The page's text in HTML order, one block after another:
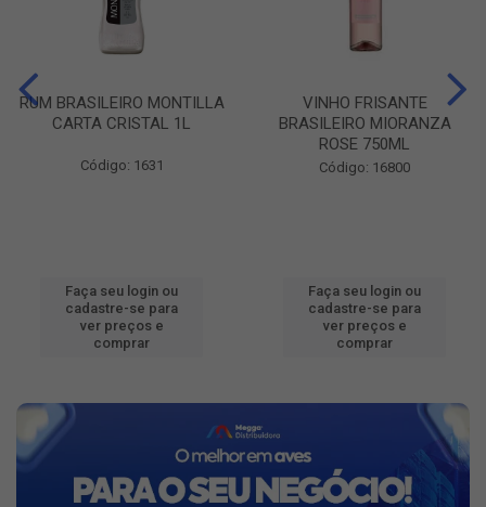
RUM BRASILEIRO MONTILLA
CARTA CRISTAL 1L
Código: 1631
Faça seu login ou
cadastre-se para
ver preços e
comprar
VINHO FRISANTE
BRASILEIRO MIORANZA
ROSE 750ML
Código: 16800
Faça seu login ou
cadastre-se para
ver preços e
comprar